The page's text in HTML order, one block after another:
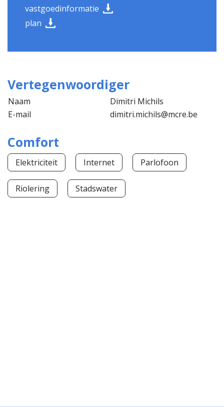
vastgoedinformatie
plan
Vertegenwoordiger
Naam
Dimitri Michils
E-mail
dimitri.michils@mcre.be
Comfort
Elektriciteit Internet Parlofoon
Riolering Stadswater